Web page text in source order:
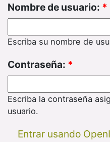
Nombre de usuario: *
Escriba su nombre de
Contraseña: *
Escriba la contraseña
usuario.
Entrar usando